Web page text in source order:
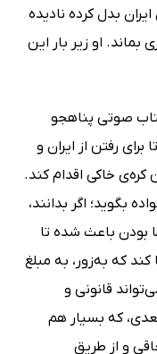
بدل کرده نادیده
بماند. او زیر بار این
صوتی پناهجو
رفتن از ایران و
کره‌ی خاکی اقدام کند.
بگوید؛ اگر بدانند،
بودن باعث شده تا
که به‌زور، به مبلغ
قانونی و
که بسیار هم
و از طریق